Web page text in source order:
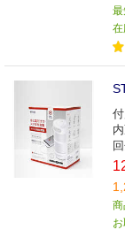
最
在